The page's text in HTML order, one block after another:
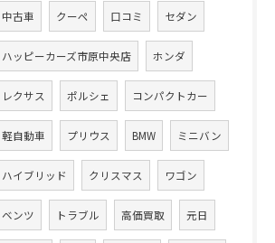
中古車 クーペ 口コミ セダン
ハッピーカーズ市原中央店 ホンダ
レクサス ポルシェ コンパクトカー
軽自動車 プリウス BMW ミニバン
ハイブリッド クリスマス ワゴン
ベンツ トラブル 高価買取 元日